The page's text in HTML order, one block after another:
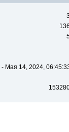
- Мая 14, 2024,